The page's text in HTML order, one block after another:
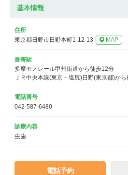
基本情報
住所
東京都日野市日野本町1-12-13
MAP
最寄駅
多摩モノレール甲州街道から徒歩12分
ＪＲ中央本線(東京－塩尻)日野(東京都)か
電話番号
042-587-6480
診療内容
虫歯
電話予約